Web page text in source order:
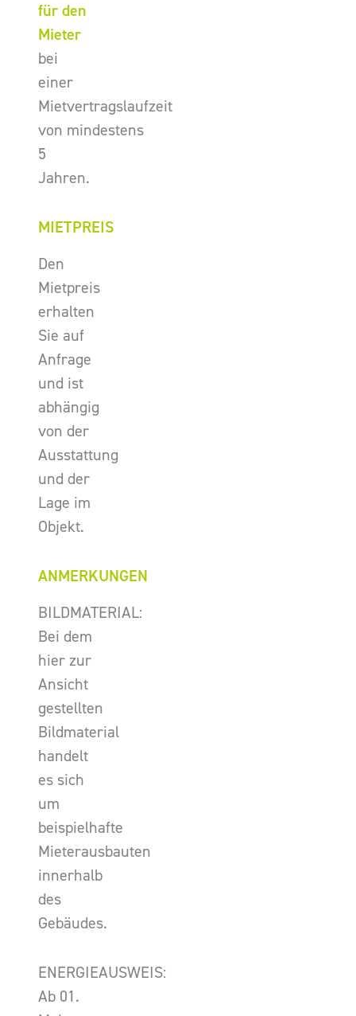
für den
Mieter
bei
einer
Mietvertragslaufzeit
von mindestens
5
Jahren.
MIETPREIS
Den
Mietpreis
erhalten
Sie auf
Anfrage
und ist
abhängig
von der
Ausstattung
und der
Lage im
Objekt.
ANMERKUNGEN
BILDMATERIAL:
Bei dem
hier zur
Ansicht
gestellten
Bildmaterial
handelt
es sich
um
beispielhafte
Mieterausbauten
innerhalb
des
Gebäudes.
ENERGIEAUSWEIS:
Ab 01.